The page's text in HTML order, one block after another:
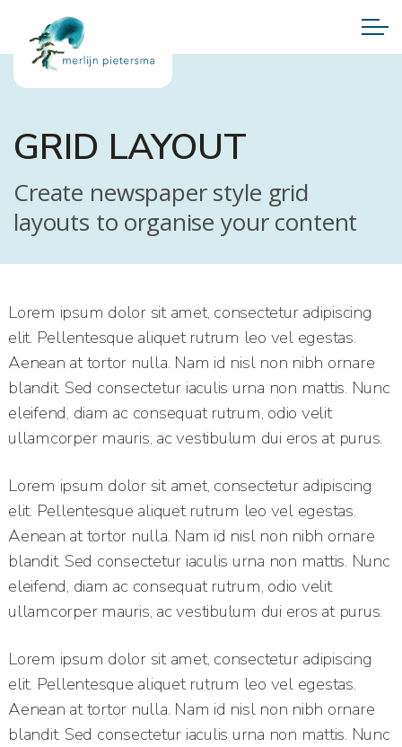
GRID LAYOUT
Create newspaper style grid
layouts to organise your content
Lorem ipsum dolor sit amet, consectetur adipiscing
elit. Pellentesque aliquet rutrum leo vel egestas.
Aenean at tortor nulla. Nam id nisl non nibh ornare
blandit. Sed consectetur iaculis urna non mattis. Nunc
eleifend, diam ac consequat rutrum, odio velit
ullamcorper mauris, ac vestibulum dui eros at purus.
Lorem ipsum dolor sit amet, consectetur adipiscing
elit. Pellentesque aliquet rutrum leo vel egestas.
Aenean at tortor nulla. Nam id nisl non nibh ornare
blandit. Sed consectetur iaculis urna non mattis. Nunc
eleifend, diam ac consequat rutrum, odio velit
ullamcorper mauris, ac vestibulum dui eros at purus.
Lorem ipsum dolor sit amet, consectetur adipiscing
elit. Pellentesque aliquet rutrum leo vel egestas.
Aenean at tortor nulla. Nam id nisl non nibh ornare
blandit. Sed consectetur iaculis urna non mattis. Nunc